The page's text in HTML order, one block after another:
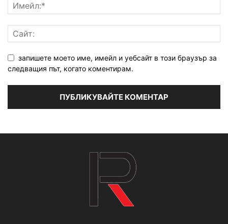
запишете моето име, имейл и уебсайт в този браузър за
следващия път, когато коментирам.